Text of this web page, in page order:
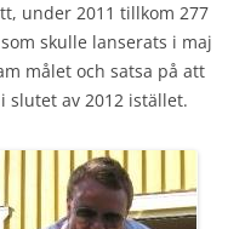
under 2011 tillkom 277
skulle lanserats i maj
målet och satsa på att
slutet av 2012 istället.